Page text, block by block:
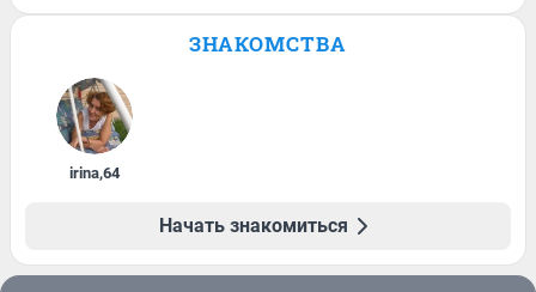
ЗНАКОМСТВА
irina,64
Начать знакомиться